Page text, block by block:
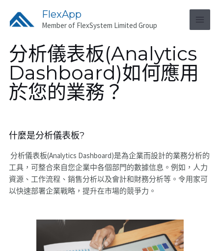
FlexApp
Member of FlexSystem Limited Group
分析儀表板(Analytics
Dashboard)如何應用
於您的業務？
什麼是分析儀表板?
分析儀表板(Analytics Dashboard)是為企業而設計的業務分析的
工具，可整合來自您企業中各個部門的數據信息。例如，人力
資源、工作流程、銷售分析以及會計和財務分析等。令用家可
以快速部署企業戰略，提升在市場的競爭力。